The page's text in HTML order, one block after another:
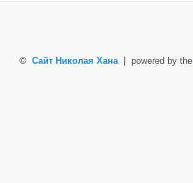
© Сайт Николая Хана| powered by the